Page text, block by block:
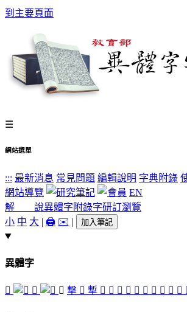
到主要頁面
☰
網站選單
::: 最新消息 常見問題 編輯說明 字典附錄
網站導覽
EN
解 說異體字 附錄字研訂瀏覽
小 中 大 | 🖨️ ✉️ | 加入筆記
異體字
󲘚 󸮈 󲘛 撃 󲘓 㨻 󲘔 󲘍 󲘗 󲘘 󲘒 󲘙 󲘖 󲘜 󲘕 󲘝